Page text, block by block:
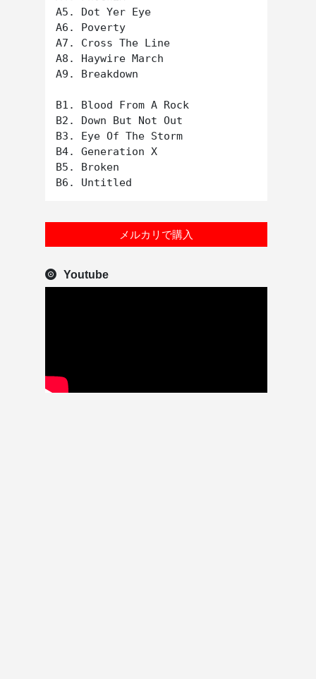
A5. Dot Yer Eye
A6. Poverty
A7. Cross The Line
A8. Haywire March
A9. Breakdown
B1. Blood From A Rock
B2. Down But Not Out
B3. Eye Of The Storm
B4. Generation X
B5. Broken
メルカリで購入
Youtube